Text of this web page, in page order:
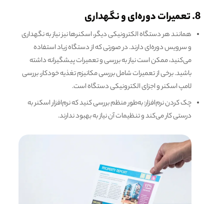
همانند هر دستگاه الکترونیکی دیگر، اسکنرها نیز نیاز به نگهداری
و سرویس دوره‌ای دارند. در صورتی که از دستگاه زیاد استفاده
می‌کنید، ممکن است نیاز به بررسی و تعمیرات پیشگیرانه داشته
باشید. برخی از تعمیرات شامل بررسی مکانیزم تغذیه خودکار، بررسی
لامپ اسکنر و اجزای الکترونیکی دستگاه است.
چک کردن نرم‌افزار: به‌طور منظم بررسی کنید که نرم‌افزار اسکنر به
درستی کار می‌کند و تنظیمات آن نیاز به بهبود ندارند.